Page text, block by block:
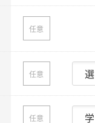
任意
任意
任意